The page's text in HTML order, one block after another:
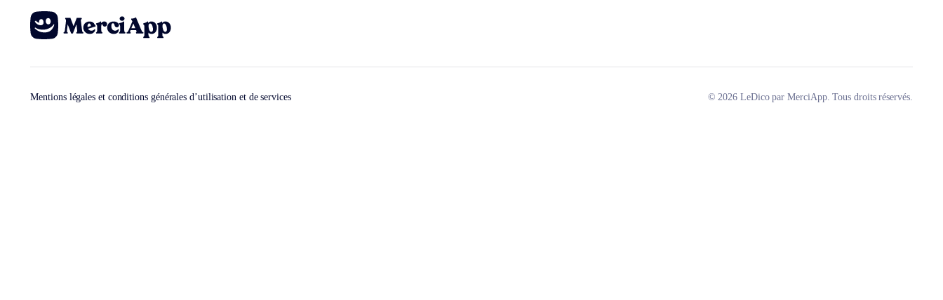
Mentions légales et conditions générales d’utilisation et de services © 2026 LeDico par MerciApp. Tous droits réservés.